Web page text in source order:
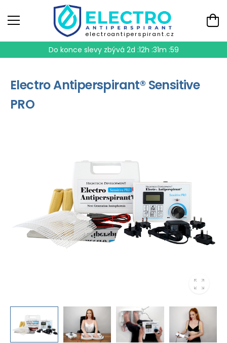
electroantiperspirant.cz
Do konce slevy zbývá 2d :12h :31m :58
Electro Antiperspirant® Sensitive
PRO